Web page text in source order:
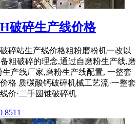
破碎生产线价格
碎站生产线价格粗粉磨粉机一改以
粗破碎的理念,通过自磨粉生产线,磨
产线厂家,磨粉生产线配置, 一整套
格 质碳酸钙破碎机械工艺流·一整套
价·二手圆锥破碎机
8511